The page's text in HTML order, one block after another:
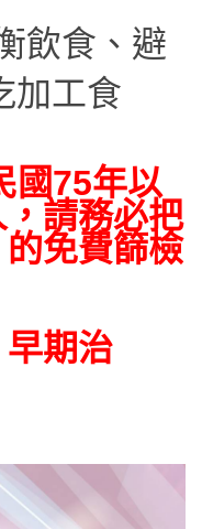
飲食、避
加工食
國75年以
請務必把
免費篩檢
期治